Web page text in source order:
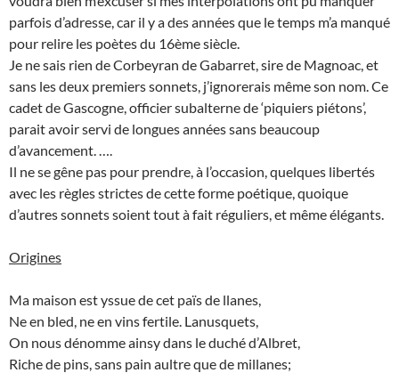
parfois d’adresse, car il y a des années que le temps m’a manqué
pour relire les poètes du 16ème siècle.
Je ne sais rien de Corbeyran de Gabarret, sire de Magnoac, et
sans les deux premiers sonnets, j’ignorerais même son nom. Ce
cadet de Gascogne, officier subalterne de ‘piquiers piétons’,
parait avoir servi de longues années sans beaucoup
d’avancement. ….
Il ne se gêne pas pour prendre, à l’occasion, quelques libertés
avec les règles strictes de cette forme poétique, quoique
d’autres sonnets soient tout à fait réguliers, et même élégants.
Origines
Ma maison est yssue de cet païs de llanes,
Ne en bled, ne en vins fertile. Lanusquets,
On nous dénomme ainsy dans le duché d’Albret,
Riche de pins, sans pain aultre que de millanes;